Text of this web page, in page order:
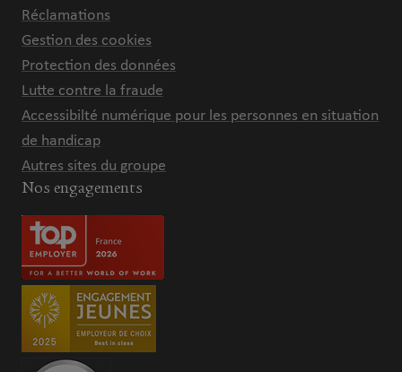
Réclamations
Gestion des cookies
Protection des données
Lutte contre la fraude
Accessibilté numérique pour les personnes en situation
de handicap
Autres sites du groupe
Nos engagements